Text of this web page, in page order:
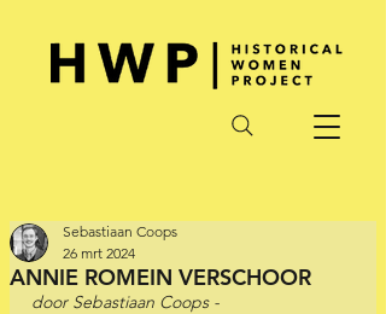
ANNIE ROMEIN VERSCHOOR
Sebastiaan Coops
26 mrt 2024
door Sebastiaan Coops -